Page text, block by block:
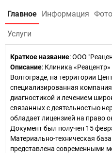
Главное Информация Фото
Услуги
Краткое название:ООО
Описание: Клиника
Волгограде, на территории
специализированная
диагностикой и лечением
связанных с деятельностью
обладает лицензией на право
Документ был получен 15
Материально-техническая
представлена современными